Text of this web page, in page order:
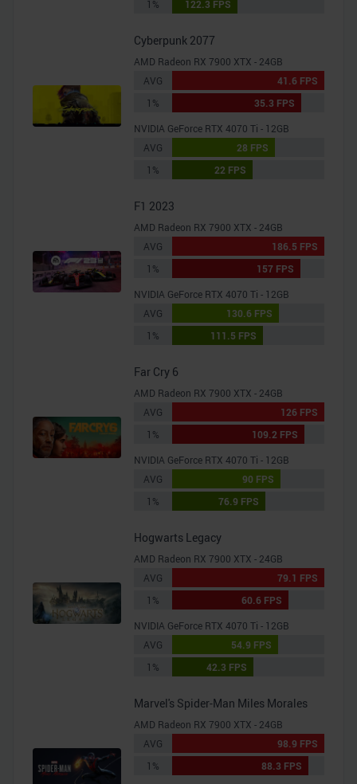
1% 122.3 FPS
Cyberpunk 2077
AMD Radeon RX 7900 XTX - 24GB
AVG
41.6 FPS
1%
35.3 FPS
NVIDIA GeForce RTX 4070 Ti - 12GB
AVG
28 FPS
1%
22 FPS
F1 2023
AMD Radeon RX 7900 XTX - 24GB
AVG
186.5 FPS
1%
157 FPS
NVIDIA GeForce RTX 4070 Ti - 12GB
AVG
130.6 FPS
1%
111.5 FPS
Far Cry 6
AMD Radeon RX 7900 XTX - 24GB
AVG
126 FPS
1%
109.2 FPS
NVIDIA GeForce RTX 4070 Ti - 12GB
AVG
90 FPS
1%
76.9 FPS
Hogwarts Legacy
AMD Radeon RX 7900 XTX - 24GB
AVG
79.1 FPS
1%
60.6 FPS
NVIDIA GeForce RTX 4070 Ti - 12GB
AVG
54.9 FPS
1%
42.3 FPS
Marvel's Spider-Man Miles Morales
AMD Radeon RX 7900 XTX - 24GB
AVG
98.9 FPS
1%
88.3 FPS